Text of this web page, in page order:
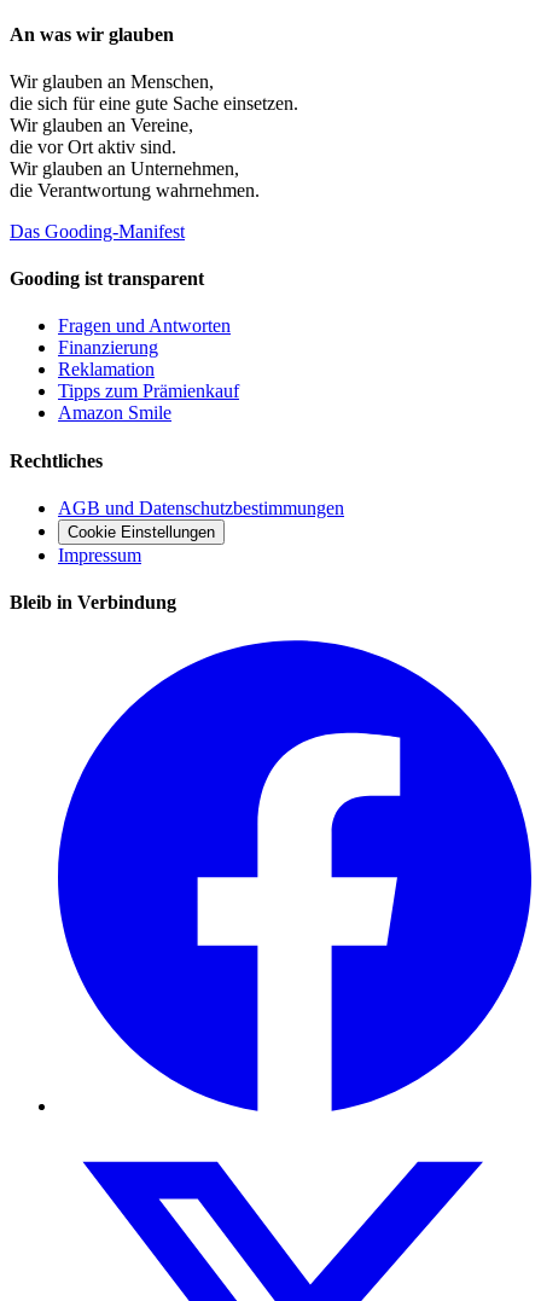
An was wir glauben
Wir glauben an Menschen,
die sich für eine gute Sache einsetzen.
Wir glauben an Vereine,
die vor Ort aktiv sind.
Wir glauben an Unternehmen,
die Verantwortung wahrnehmen.
Das Gooding-Manifest
Gooding ist transparent
Fragen und Antworten
Finanzierung
Reklamation
Tipps zum Prämienkauf
Amazon Smile
Rechtliches
AGB und Datenschutzbestimmungen
Cookie Einstellungen
Impressum
Bleib in Verbindung